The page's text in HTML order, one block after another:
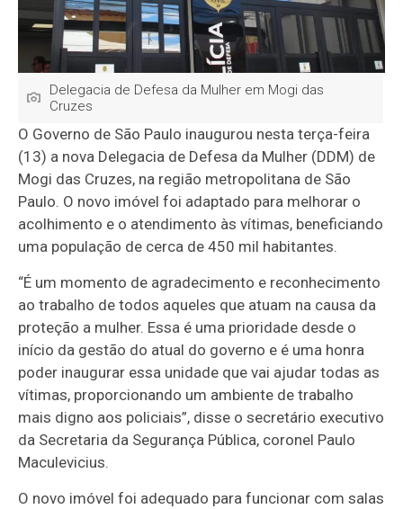
Delegacia de Defesa da Mulher em Mogi das
Cruzes
O Governo de São Paulo inaugurou nesta terça-feira
(13) a nova Delegacia de Defesa da Mulher (DDM) de
Mogi das Cruzes, na região metropolitana de São
Paulo. O novo imóvel foi adaptado para melhorar o
acolhimento e o atendimento às vítimas, beneficiando
uma população de cerca de 450 mil habitantes.
“É um momento de agradecimento e reconhecimento
ao trabalho de todos aqueles que atuam na causa da
proteção a mulher. Essa é uma prioridade desde o
início da gestão do atual do governo e é uma honra
poder inaugurar essa unidade que vai ajudar todas as
vítimas, proporcionando um ambiente de trabalho
mais digno aos policiais”, disse o secretário executivo
da Secretaria da Segurança Pública, coronel Paulo
Maculevicius.
O novo imóvel foi adequado para funcionar com salas